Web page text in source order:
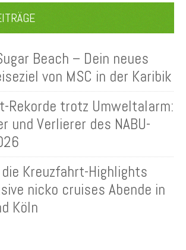
Beach – Dein neues
von MSC in der Karibik
Rekorde trotz Umweltalarm:
und Verlierer des NABU-
Kreuzfahrt-Highlights
nicko cruises Abende in
Köln